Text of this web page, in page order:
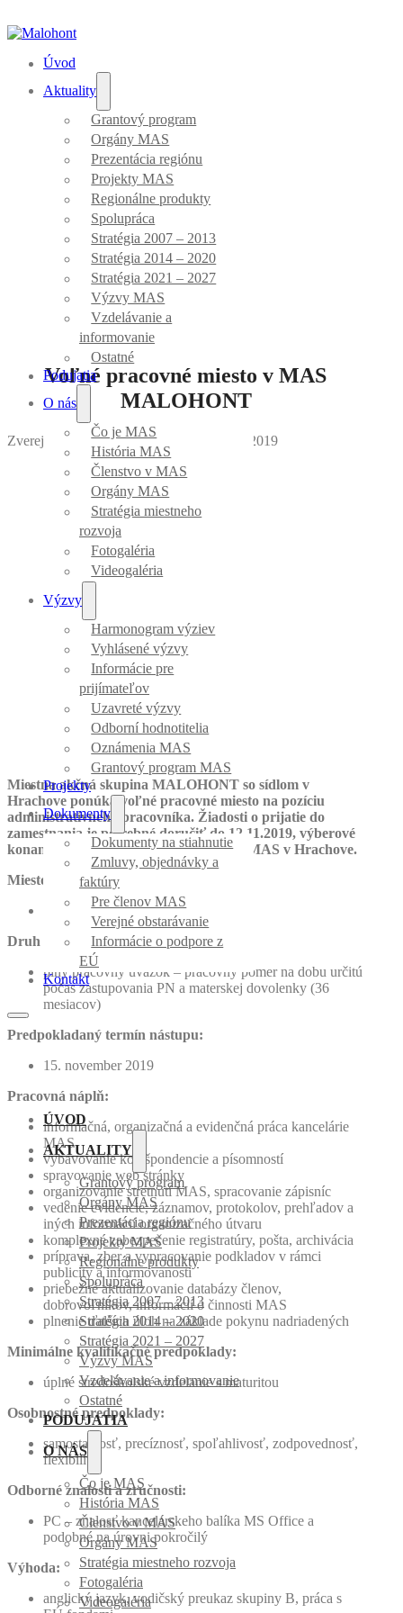
Úvod
Aktuality
Grantový program
Orgány MAS
Prezentácia regiónu
Projekty MAS
Regionálne produkty
Spolupráca
Stratégia 2007 – 2013
Stratégia 2014 – 2020
Stratégia 2021 – 2027
Výzvy MAS
Vzdelávanie a
informovanie
Ostatné
Podujatia
O nás
Čo je MAS
História MAS
Členstvo v MAS
Orgány MAS
Stratégia miestneho
rozvoja
Fotogaléria
Videogaléria
Výzvy
Harmonogram výziev
Vyhlásené výzvy
Informácie pre
prijímateľov
Uzavreté výzvy
Odborní hodnotitelia
Oznámenia MAS
Grantový program MAS
Projekty
Dokumenty
Dokumenty na stiahnutie
Zmluvy, objednávky a
faktúry
Pre členov MAS
Verejné obstarávanie
Informácie o podpore z
EÚ
Kontakt
ÚVOD
AKTUALITY
Grantový program
Orgány MAS
Prezentácia regiónu
Projekty MAS
Regionálne produkty
Spolupráca
Stratégia 2007 – 2013
Stratégia 2014 – 2020
Stratégia 2021 – 2027
Výzvy MAS
Vzdelávanie a informovanie
Ostatné
PODUJATIA
O NÁS
Čo je MAS
História MAS
Členstvo v MAS
Orgány MAS
Stratégia miestneho rozvoja
Fotogaléria
Videogaléria
Aktuality
Úvod/Ostatné
Voľné pracovné miesto v MAS
MALOHONT
Zverejnila Mirka Vargová｜ Dátum: 04.11.2019
Miestna akčná skupina MALOHONT so sídlom v
Hrachove ponúka voľné pracovné miesto na pozíciu
administratívneho pracovníka. Žiadosti o prijatie do
zamestnania je potrebné doručiť do 12.11.2019, výberové
konanie sa uskutoční 13.11.2019 v sídle MAS v Hrachove.
Miesto výkonu práce:
Sama Vozára 154, 980 52 Hrachovo
Druh pracovného pomeru:
plný pracovný úväzok – pracovný pomer na dobu určitú
počas zastupovania PN a materskej dovolenky (36
mesiacov)
Predpokladaný termín nástupu:
15. november 2019
Pracovná náplň:
informačná, organizačná a evidenčná práca kancelárie
MAS
vybavovanie korešpondencie a písomností
spravovanie web stránky
organizovanie stretnutí MAS, spracovanie zápisníc
vedenie evidencie, záznamov, protokolov, prehľadov a
iných informácií organizačného útvaru
komplexné zabezpečenie registratúry, pošta, archivácia
príprava, zber a vypracovanie podkladov v rámci
publicity a informovanosti
priebežné aktualizovanie databázy členov,
dobrovoľníkov, informácií o činnosti MAS
plnenie ďalších úloh na základe pokynu nadriadených
Minimálne kvalifikačné predpoklady:
úplné stredoškolské vzdelanie s maturitou
Osobnostné predpoklady:
samostatnosť, precíznosť, spoľahlivosť, zodpovednosť,
flexibilita
Odborné znalosti a zručnosti:
PC – znalosť kancelárskeho balíka MS Office a
podobné na úrovni pokročilý
Výhoda:
anglický jazyk, vodičský preukaz skupiny B, práca s